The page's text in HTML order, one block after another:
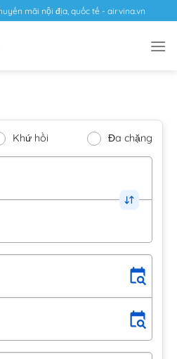
mãi nội địa, quốc tế - airvina.vn
Khứ hồi Đa chặng